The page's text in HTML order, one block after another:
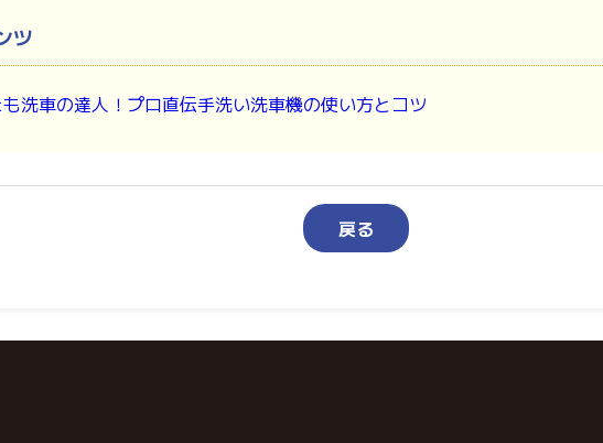
ツ
洗車の達人！プロ直伝手洗い洗車機の使い方とコツ
戻る